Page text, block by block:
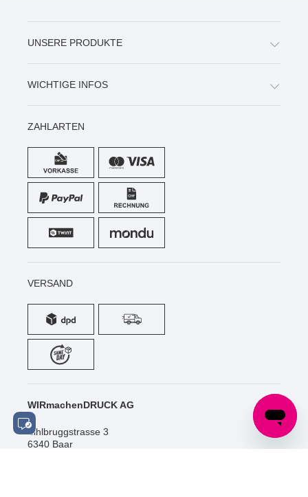
UNSERE PRODUKTE
WICHTIGE INFOS
ZAHLARTEN
VERSAND
WIRmachenDRUCK AG
Sihlbruggstrasse 3
6340 Baar